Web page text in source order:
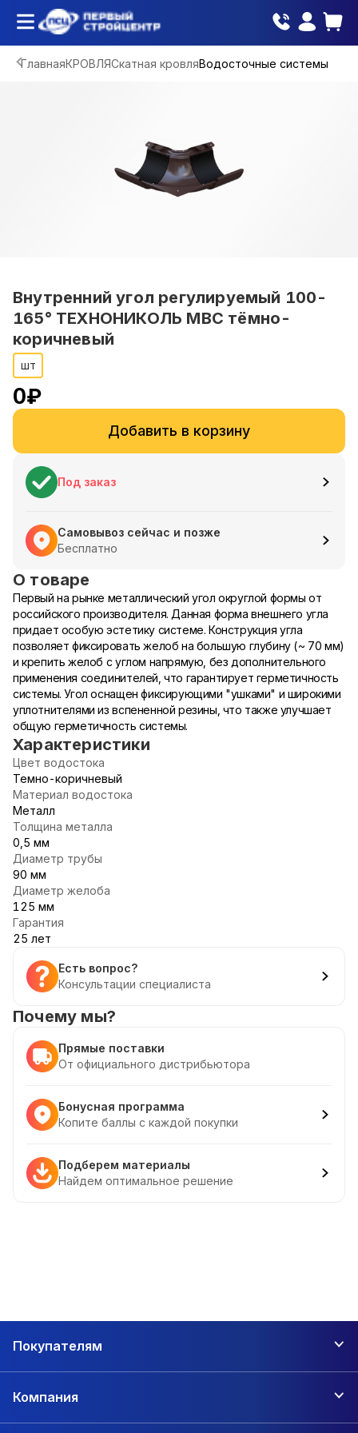
ГлавнаяКРОВЛЯСкатная кровляВодосточные системы
Внутренний угол регулируемый 100-
165° ТЕХНОНИКОЛЬ МВС тёмно-
коричневый
шт
0₽
Добавить в корзину
Под заказ
Самовывоз сейчас и позже
Бесплатно
О товаре
Первый на рынке металлический угол округлой формы от
российского производителя. Данная форма внешнего угла
придает особую эстетику системе. Конструкция угла
позволяет фиксировать желоб на большую глубину (~ 70 мм)
и крепить желоб с углом напрямую, без дополнительного
применения соединителей, что гарантирует герметичность
системы. Угол оснащен фиксирующими "ушками" и широкими
уплотнителями из вспененной резины, что также улучшает
общую герметичность системы.
Характеристики
Цвет водостока
Темно-коричневый
Материал водостока
Металл
Толщина металла
0,5 мм
Диаметр трубы
90 мм
Диаметр желоба
125 мм
Гарантия
25 лет
Есть вопрос?
Консультации специалиста
Почему мы?
Прямые поставки
От официального дистрибьютора
Бонусная программа
Копите баллы с каждой покупки
Подберем материалы
Найдем оптимальное решение
Покупателям
Компания